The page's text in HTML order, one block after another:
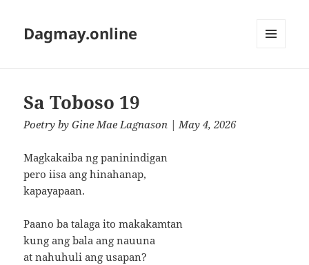
Dagmay.online
Sa Toboso 19
Poetry byGine Mae Lagnason | May 4, 2026
Magkakaiba ng paninindigan
pero iisa ang hinahanap,
kapayapaan.
Paano ba talaga ito makakamtan
kung ang bala ang nauuna
at nahuhuli ang usapan?